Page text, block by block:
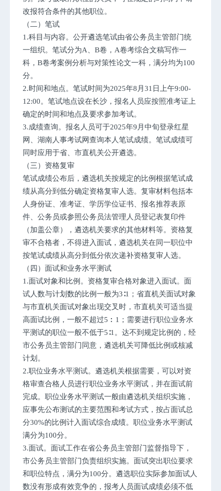
改报符合条件的其他职位。
（二）笔试
1.科目与内容。公开遴选笔试由省公务员主管部门统
一组织。笔试分为A、B卷，A卷考综合文稿写作一
科，B卷考案例分析与对策性论文一科，满分均为100
分。
2.时间和地点。笔试时间为2025年8月31日上午9:00-
12:00。笔试地点设在长沙，报名人员应按照准考证上
确定的时间和地点及要求参加考试。
3.成绩查询。报名人员可于2025年9月中旬登录红星
网、湖南人事考试网查询本人笔试成绩。笔试成绩可
同时应用于省、市直机关公开遴选。
（三）资格复审
笔试成绩公布后，遴选机关按规定的比例根据笔试成
绩从高分到低分确定资格复审人选。复审材料包括本
人身份证、准考证、学历学位证书、报名推荐表原
件、公务员或参照公务员法管理人员登记表复印件
（加盖公章），遴选机关要求的其他材料等。资格复
审不合格者，不得进入面试，遴选机关在同一职位中
按笔试成绩从高分到低分依次递补资格复审人选。
（四）面试和业务水平测试
1.面试对象和比例。资格复审合格对象进入面试。面
试人数与计划数的比例一般为3∶1；省直机关面试对象
与市直机关面试对象出现交叉时，市直机关可适当提
高面试比例，一般不超过5︰1；需要进行职位业务水
平测试的职位一般不低于5∶1。达不到规定比例的，经
市公务员主管部门同意，遴选机关可降低比例或核减
计划。
2.职位业务水平测试。遴选机关根据需要，可以对资
格审查合格人员进行职位业务水平测试，并在面试前
完成。职位业务水平测试一般由遴选机关组织实施，
应事先公布测试的主要范围和考试方式，按占面试总
分30%的比例计入面试综合成绩。职位业务水平测试
满分为100分。
3.面试。面试工作在省公务员主管部门监督指导下，
市公务员主管部门负责组织实施。面试突出职位要求
和职位特点，满分为100分。遴选职位实际参加面试人
数没有形成有效竞争的，报考人员面试成绩必须不低